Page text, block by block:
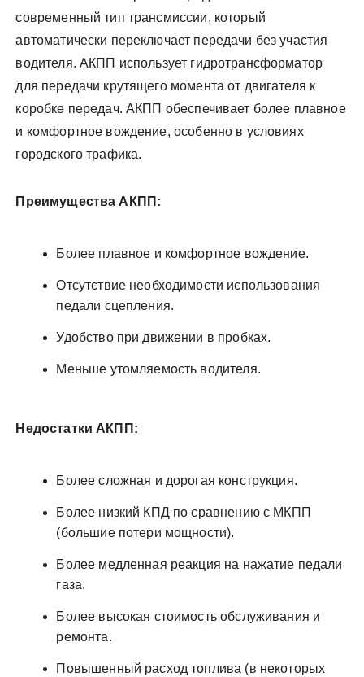
современный тип трансмиссии, который
автоматически переключает передачи без участия
водителя. АКПП использует гидротрансформатор
для передачи крутящего момента от двигателя к
коробке передач. АКПП обеспечивает более плавное
и комфортное вождение, особенно в условиях
городского трафика.
Преимущества АКПП:
Более плавное и комфортное вождение.
Отсутствие необходимости использования
педали сцепления.
Удобство при движении в пробках.
Меньше утомляемость водителя.
Недостатки АКПП:
Более сложная и дорогая конструкция.
Более низкий КПД по сравнению с МКПП
(большие потери мощности).
Более медленная реакция на нажатие педали
газа.
Более высокая стоимость обслуживания и
ремонта.
Повышенный расход топлива (в некоторых